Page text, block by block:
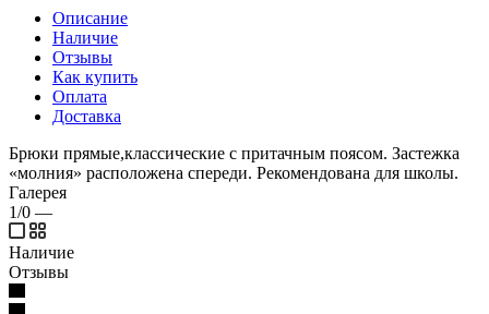
Описание
Наличие
Отзывы
Как купить
Оплата
Доставка
Брюки прямые,классические с притачным поясом. Застежка
«молния» расположена спереди. Рекомендована для школы.
Галерея
1/0 —
Наличие
Отзывы